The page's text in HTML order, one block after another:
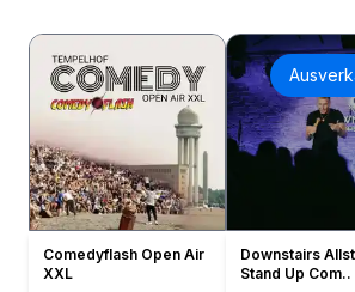
Comedyflash Open Air
XXL
Downstairs
Stand Up Com..